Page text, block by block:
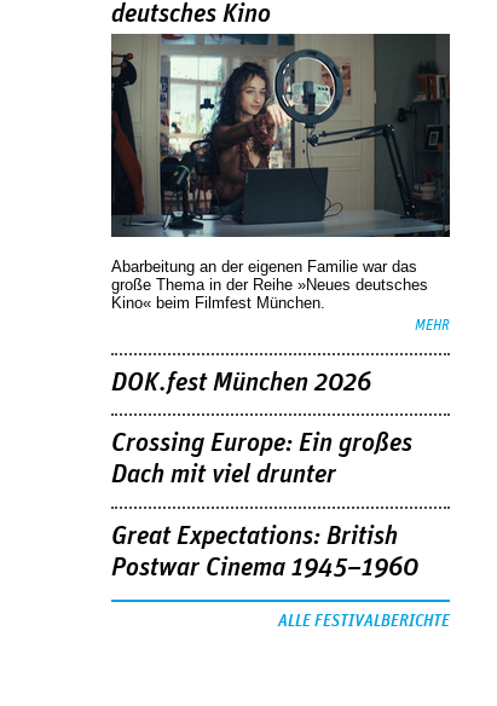
deutsches Kino
Abarbeitung an der eigenen Familie war das
große Thema in der Reihe »Neues deutsches
Kino« beim Filmfest München.
MEHR
DOK.fest München 2026
Crossing Europe: Ein großes
Dach mit viel drunter
Great Expectations: British
Postwar Cinema 1945–1960
ALLE FESTIVALBERICHTE